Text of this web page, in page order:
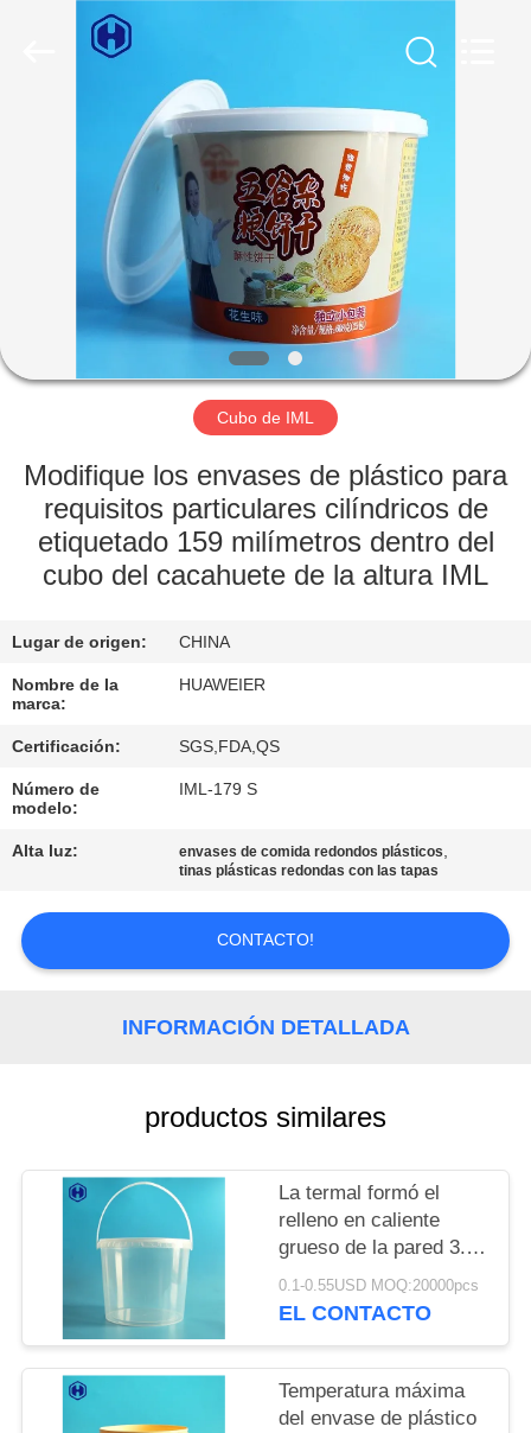
PRODUCTOS
SOBRE
NOSOTROS
RECORRIDO
POR
FÁBRICA
DE
CALIDAD
CONTACTA
CON
NOSOTROS
NOTICIAS
BLOG
SOLICITAR
UNA CITA
MAPA
Cubo de IML
Modifique los envases de plástico para
requisitos particulares cilíndricos de
etiquetado 159 milímetros dentro del
cubo del cacahuete de la altura IML
Lugar de origen: CHINA
Nombre de la
marca:
HUAWEIER
Certificación: SGS,FDA,QS
Número de
modelo:
IML-179 S
Alta luz: envases de comida redondos plásticos,
tinas plásticas redondas con las tapas
CONTACTO!
INFORMACIÓN DETALLADA
productos similares
La termal formó el
relleno en caliente
grueso de la pared 3.8L
del claro del cubo de
IML disponible
0.1-0.55USD MOQ:20000pcs
EL CONTACTO
Temperatura máxima
del envase de plástico